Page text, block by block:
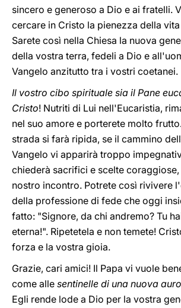
sincero e generoso a Dio e ai fratelli.
cercare in Cristo la pienezza della
Sarete così nella Chiesa la nuova
della vostra terra, fedeli a Dio e
Vangelo anzitutto tra i vostri coetanei.
Il vostro cibo spirituale sia il Pane
Cristo! Nutriti di Lui nell'Eucaristia,
nel suo amore e porterete molto
strada si farà ripida, se il cammino
Vangelo vi apparirà troppo
chiederà sacrifici e scelte
nostro incontro. Potrete così rivivere
della professione di fede che oggi
fatto: "Signore, da chi andremo? Tu
eterna!". Ripetetela e non temete!
forza e la vostra gioia.
Grazie, cari amici! Il Papa vi vuole
come alle sentinelle di una nuova
Egli rende lode a Dio per la vostra